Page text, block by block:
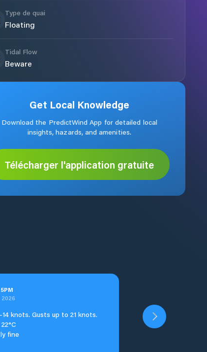
Type de quai
Floating
Tidal Flow
Beware
Get Local Knowledge
Download the PredictWind App for detailed local
insights, hazards, and amenities.
Télécharger l'application gratuite
5PM
2026
knots. Gusts up to 21 knots.
fine